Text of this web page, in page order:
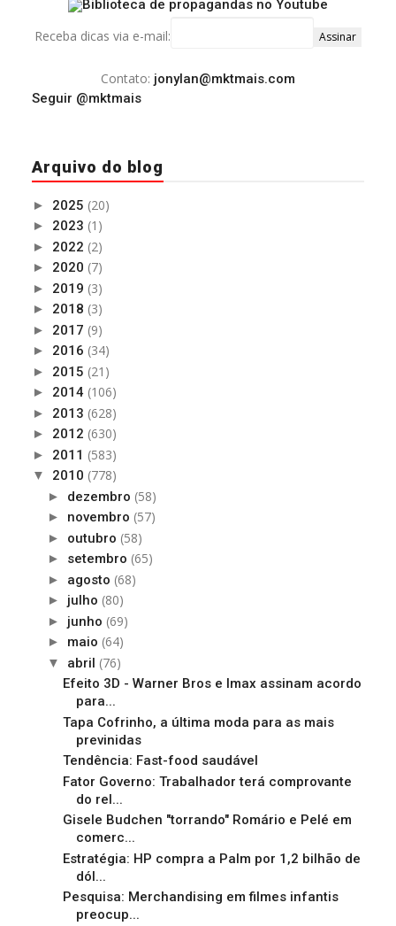
Receba dicas via e-mail:
Contato: jonylan@mktmais.com
Seguir @mktmais
Arquivo do blog
► 2025 (20)
► 2023 (1)
► 2022 (2)
► 2020 (7)
► 2019 (3)
► 2018 (3)
► 2017 (9)
► 2016 (34)
► 2015 (21)
► 2014 (106)
► 2013 (628)
► 2012 (630)
► 2011 (583)
▼ 2010 (778)
► dezembro (58)
► novembro (57)
► outubro (58)
► setembro (65)
► agosto (68)
► julho (80)
► junho (69)
► maio (64)
▼ abril (76)
Efeito 3D - Warner Bros e Imax assinam acordo
para...
Tapa Cofrinho, a última moda para as mais
previnidas
Tendência: Fast-food saudável
Fator Governo: Trabalhador terá comprovante
do rel...
Gisele Budchen "torrando" Romário e Pelé em
comerc...
Estratégia: HP compra a Palm por 1,2 bilhão de
dól...
Pesquisa: Merchandising em filmes infantis
preocup...